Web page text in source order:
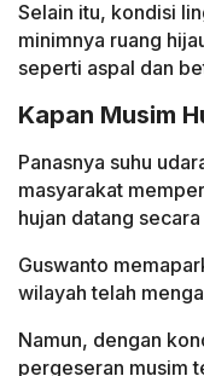
Selain itu, kondisi
minimnya ruang
seperti aspal dan
Kapan Musim
Panasnya suhu
masyarakat
hujan datang
Guswanto
wilayah telah
Namun, dengan
pergeseran musim